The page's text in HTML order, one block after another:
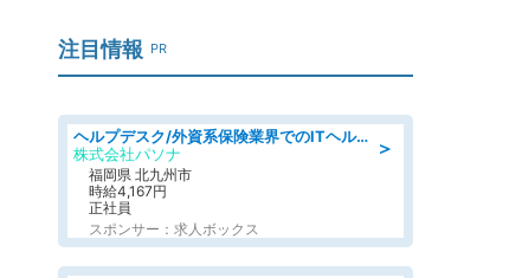
注目情報 PR
＞
ヘルプデスク/外資系保険業界でのITヘルプデスク業務/駅近/即日勤務可/ヘルプデスク
株式会社パソナ
福岡県 北九州市
時給4,167円
正社員
スポンサー：求人ボックス